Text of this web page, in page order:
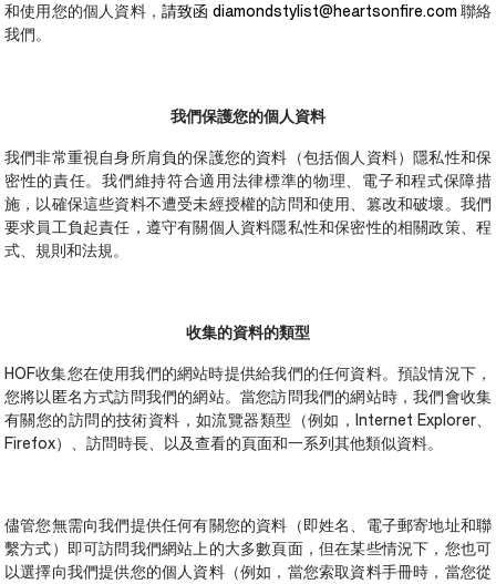
和使用您的個人資料， 請致函 diamondstylist@heartsonfire.com聯絡
我們。
我們保護您的個人資料
我們非常重視自身所肩負的保護您的資料（包括個人資料）隱私性和保
密性的責任。我們維持符合適用法律標準的物理、電子和程式保障措
施，以確保這些資料不遭受未經授權的訪問和使用、篡改和破壞。我們
要求員工負起責任，遵守有關個人資料隱私性和保密性的相關政策、程
式、規則和法規。
收集的資料的類型
HOF收集您在使用我們的網站時提供給我們的任何資料。預設情況下，
您將以匿名方式訪問我們的網站。當您訪問我們的網站時，我們會收集
有關您的訪問的技術資料，如流覽器類型（例如，Internet Explorer、
Firefox）、訪問時長、以及查看的頁面和一系列其他類似資料。
儘管您無需向我們提供任何有關您的資料（即姓名、電子郵寄地址和聯
繫方式）即可訪問我們網站上的大多數頁面，但在某些情況下，您也可
以選擇向我們提供您的個人資料（例如，當您索取資料手冊時，當您從